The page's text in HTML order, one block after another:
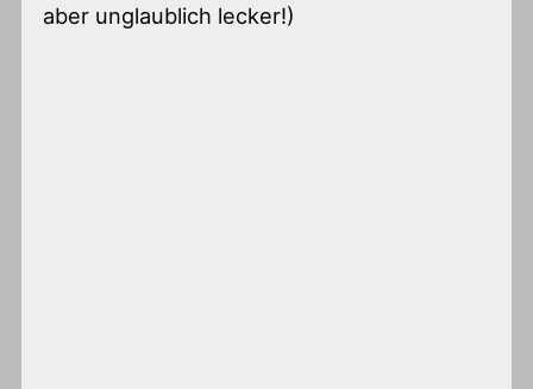
aber unglaublich lecker!)